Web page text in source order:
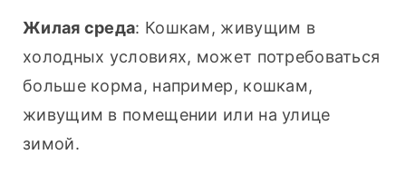
Жилая среда: Кошкам, живущим в
холодных условиях, может потребоваться
больше корма, например, кошкам,
живущим в помещении или на улице
зимой.